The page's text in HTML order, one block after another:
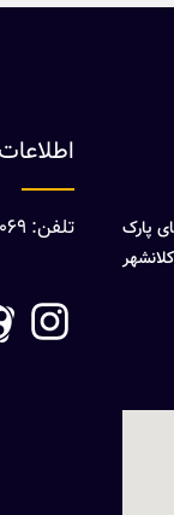
پارک
تلفن: 08632260069